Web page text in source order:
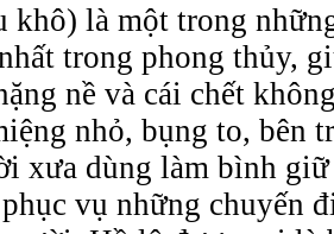
khô) là một trong
trong phong thủy,
nề và cái chết
nhỏ, bụng to, bên
xưa dùng làm bình
vụ những chuyến